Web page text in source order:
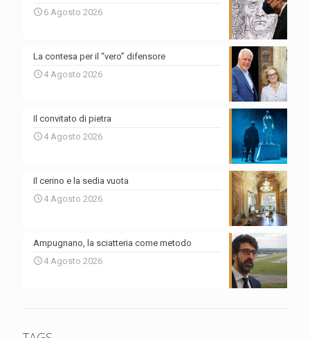
6 Agosto 2026
La contesa per il “vero” difensore
4 Agosto 2026
Il convitato di pietra
4 Agosto 2026
Il cerino e la sedia vuota
4 Agosto 2026
Ampugnano, la sciatteria come metodo
4 Agosto 2026